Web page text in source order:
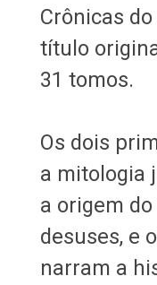
Crônicas
título
31 tomos.
Os dois
a mitologia
a origem
desuses, e
narram a